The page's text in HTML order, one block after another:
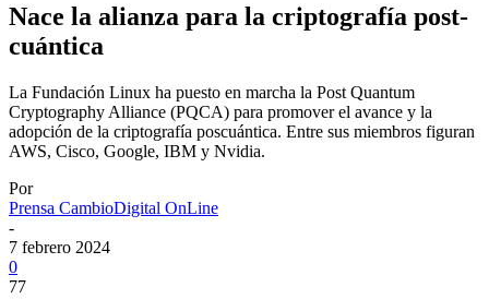
Nace la alianza para la criptografía post-
cuántica
La Fundación Linux ha puesto en marcha la Post Quantum
Cryptography Alliance (PQCA) para promover el avance y la
adopción de la criptografía poscuántica. Entre sus miembros figuran
AWS, Cisco, Google, IBM y Nvidia.
Por
Prensa CambioDigital OnLine
-
7 febrero 2024
0
77